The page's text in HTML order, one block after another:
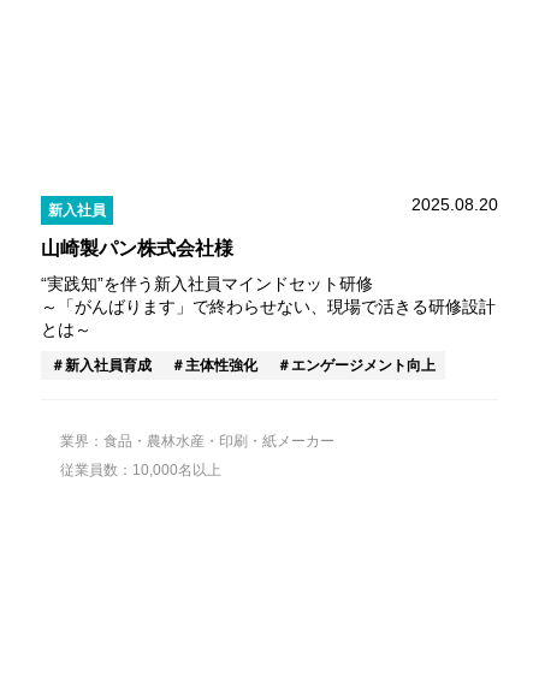
新入社員 2025.08.20
山崎製パン株式会社様
“実践知”を伴う新入社員マインドセット研修
～「がんばります」で終わらせない、現場で活きる研修設計
とは～
新入社員育成 主体性強化 エンゲージメント向上
業界：食品・農林水産・印刷・紙メーカー
従業員数：10,000名以上